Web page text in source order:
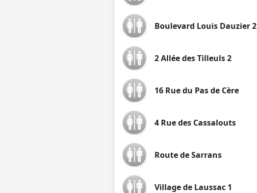
Boulevard Louis Dauzier 2
2 Allée des Tilleuls 2
16 Rue du Pas de Cère
4 Rue des Cassalouts
Route de Sarrans
Village de Laussac 1